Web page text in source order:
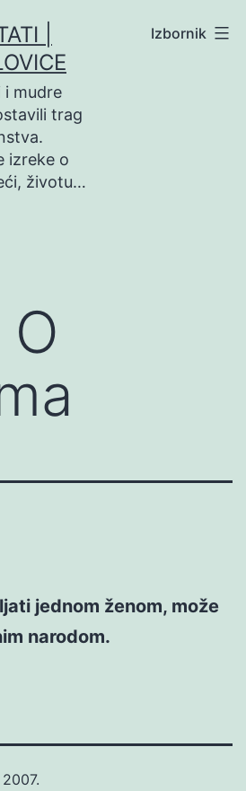
|
i mudre
trag
izreke o
životu…
Izbornik
jednom ženom, može
narodom.